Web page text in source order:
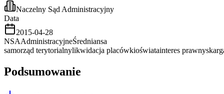
Naczelny Sąd Administracyjny
Data
2015-04-28
NSAAdministracyjneŚredniansa
samorząd terytorialnylikwidacja placówkioświatainteres prawny
Podsumowanie